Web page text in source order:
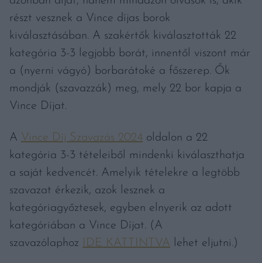
részt vesznek a Vince díjas borok
kiválasztásában. A szakértők kiválasztották 22
kategória 3-3 legjobb borát, innentől viszont már
a (nyerni vágyó) borbarátoké a főszerep. Ők
mondják (szavazzák) meg, mely 22 bor kapja a
Vince Díjat.
A Vince Díj Szavazás 2024 oldalon a 22
kategória 3-3 tételeiből mindenki kiválaszthatja
a saját kedvencét. Amelyik tételekre a legtöbb
szavazat érkezik, azok lesznek a
kategóriagyőztesek, egyben elnyerik az adott
kategóriában a Vince Díjat. (A
szavazólaphoz IDE KATTINTVA lehet eljutni.)